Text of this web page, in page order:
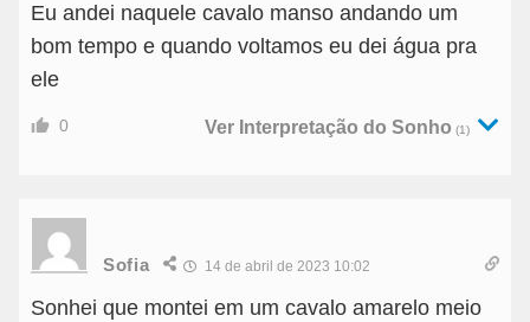
Eu andei naquele cavalo manso andando um
bom tempo e quando voltamos eu dei água pra
ele
0 Ver Interpretação do Sonho (1)
Sofia 14 de abril de 2023 10:02
Sonhei que montei em um cavalo amarelo meio